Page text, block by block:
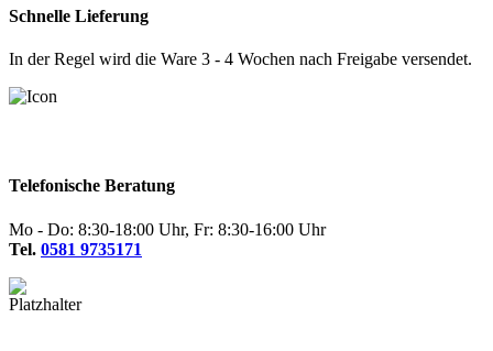
Schnelle Lieferung
In der Regel wird die Ware 3 - 4 Wochen nach Freigabe versendet.
Telefonische Beratung
Mo - Do: 8:30-18:00 Uhr, Fr: 8:30-16:00 Uhr
Tel. 0581 9735171